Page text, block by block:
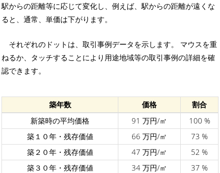
駅からの距離等に応じて変化し、例えば、駅からの距離が遠くな
ると、通常、単価は下がります。
それぞれのドットは、取引事例データを示します。 マウスを重
ねるか、タッチすることにより用途地域等の取引事例の詳細を確
認できます。
築年数 価格
割合
新築時の平均価格
91 万円/㎡
100 %
築１０年・残存価値
66 万円/㎡
73 %
築２０年・残存価値
47 万円/㎡
52 %
築３０年・残存価値
34 万円/㎡ 37 %